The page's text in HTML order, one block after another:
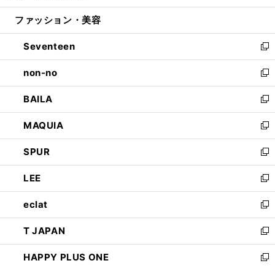
開
ウ
開
く
ン
ウ
で
開
く
ウ
ン
ド
ウ
で
開
く
ファッション・美容
Seventeen
新
し
い
ウ
ィ
ン
ド
ウ
で
開
く
non-no
新
し
い
ウ
ィ
ン
ド
ウ
で
開
く
BAILA
新
し
い
ウ
ィ
ン
ド
ウ
で
開
く
MAQUIA
新
し
い
ウ
ィ
ン
ド
ウ
で
開
く
SPUR
新
し
い
ウ
ィ
ン
ド
ウ
で
LEE
新
し
い
ウ
ィ
ン
ド
eclat
新
し
い
ウ
ィ
T JAPAN
新
し
い
HAPPY PLUS ONE
新